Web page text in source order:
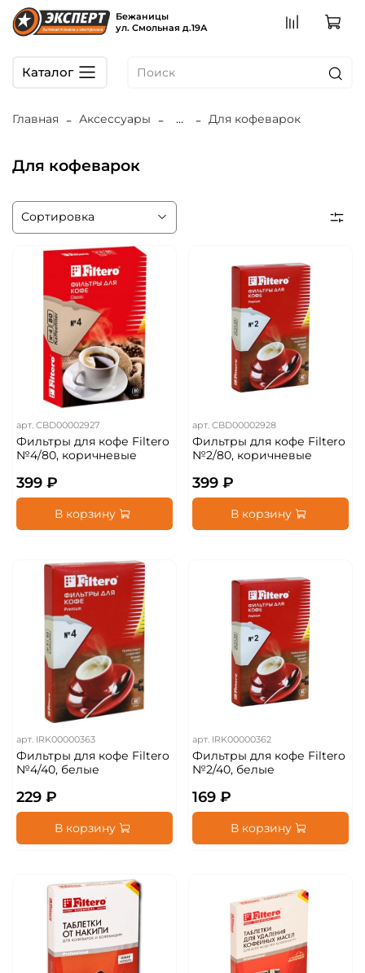
Бежаницы
ул. Смольная д.19А
Каталог
Главная Аксессуары ... Для кофеварок
Для кофеварок
арт.CBD00002927
Фильтры для кофе Filtero
№4/80, коричневые
399 ₽
В корзину
арт.CBD00002928
Фильтры для кофе Filtero
№2/80, коричневые
399 ₽
В корзину
арт. IRK00000363
Фильтры для кофе Filtero
№4/40, белые
229 ₽
В корзину
арт. IRK00000362
Фильтры для кофе Filtero
№2/40, белые
169 ₽
В корзину